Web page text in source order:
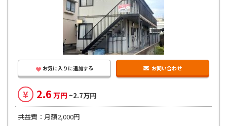
お気に入りに追加する お問い合わせ
¥ 2.6 万円 ~2.7万円
共益費：月額2,000円